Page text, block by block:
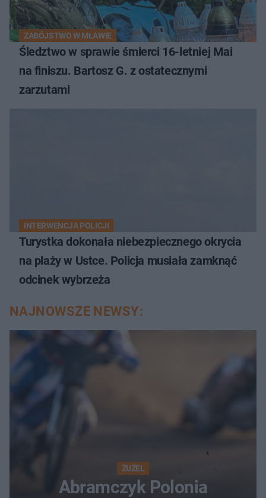
ZABÓJSTWO W MŁAWIE
Śledztwo w sprawie śmierci 16-letniej Mai
na finiszu. Bartosz G. z ostatecznymi
zarzutami
INTERWENCJA POLICJI
Turystka dokonała niebezpiecznego okrycia
na plaży w Ustce. Policja musiała zamknąć
odcinek wybrzeża
NAJNOWSZE NEWSY:
ŻUŻEL
Abramczyk Polonia